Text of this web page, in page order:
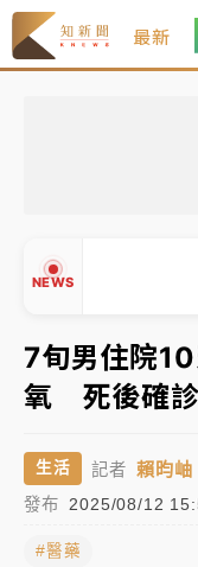
最新
NEWS
中信慈善基金會想
駁 理由曝光
故宮《龍藏經》
周六起展出延長至
台東農業處長涉
父親節泡湯了！
雨熱區曝
7旬男住院
氧 死後確診
生活 記者 賴昀岫
發布 2025/08/12
#醫藥